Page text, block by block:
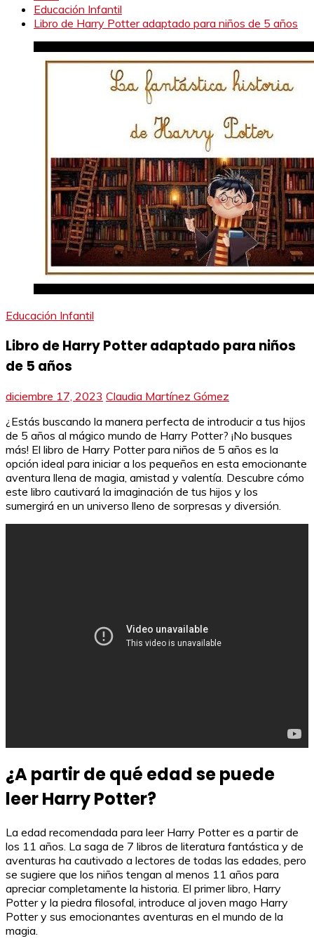
Educación Infantil
Libro de Harry Potter adaptado para niños de 5 años
Educación Infantil
Libro de Harry Potter adaptado para niños
de 5 años
diciembre 17, 2023 Claudia Martínez Gómez
¿Estás buscando la manera perfecta de introducir a tus hijos
de 5 años al mágico mundo de Harry Potter? ¡No busques
más! El libro de Harry Potter para niños de 5 años es la
opción ideal para iniciar a los pequeños en esta emocionante
aventura llena de magia, amistad y valentía. Descubre cómo
este libro cautivará la imaginación de tus hijos y los
sumergirá en un universo lleno de sorpresas y diversión.
¿A partir de qué edad se puede
leer Harry Potter?
La edad recomendada para leer Harry Potter es a partir de
los 11 años. La saga de 7 libros de literatura fantástica y de
aventuras ha cautivado a lectores de todas las edades, pero
se sugiere que los niños tengan al menos 11 años para
apreciar completamente la historia. El primer libro, Harry
Potter y la piedra filosofal, introduce al joven mago Harry
Potter y sus emocionantes aventuras en el mundo de la
magia.